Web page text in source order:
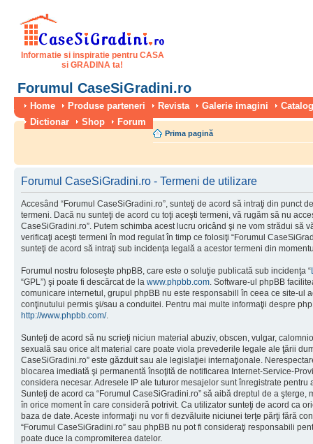
Informatie si inspiratie pentru CASA
si GRADINA ta!
Forumul CaseSiGradini.ro
Home Produse parteneri Revista Galerie imagini
Dictionar
Shop Forum
Prima pagină
Forumul CaseSiGradini.ro - Termeni de utilizare
Accesând “Forumul CaseSiGradini.ro”, sunteţi de acord să intraţi din punct
termeni. Dacă nu sunteţi de acord cu toţi aceşti termeni, vă rugăm să nu
CaseSiGradini.ro”. Putem schimba acest lucru oricând şi ne vom strădui să
verificaţi aceşti termeni în mod regulat în timp ce folosiţi “Forumul
sunteţi de acord să intraţi sub incidenţa legală a acestor termeni din
Forumul nostru foloseşte phpBB, care este o soluţie publicată sub incidenţa “
“GPL”) şi poate fi descărcat de la www.phpbb.com. Software-ul phpBB
comunicare internetul, grupul phpBB nu este responsabill în ceea ce site-ul
conţinutului permis şi/sau a conduitei. Pentru mai multe informaţii despre
http://www.phpbb.com/.
Sunteţi de acord să nu scrieţi niciun material abuziv, obscen, vulgar,
sexuală sau orice alt material care poate viola prevederile legale ale ţării
CaseSiGradini.ro” este găzduit sau ale legislaţiei internaţionale.
blocarea imediată şi permanentă însoţită de notificarea Internet-Service-
considera necesar. Adresele IP ale tuturor mesajelor sunt înregistrate
Sunteţi de acord ca “Forumul CaseSiGradini.ro” să aibă dreptul de a
în orice moment în care consideră potrivit. Ca utilizator sunteţi de acord ca
baza de date. Aceste informaţii nu vor fi dezvăluite niciunei terţe părţi fără
“Forumul CaseSiGradini.ro” sau phpBB nu pot fi consideraţi responsabili
poate duce la compromiterea datelor.